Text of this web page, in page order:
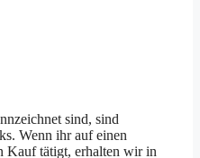
sind, sind
Wenn ihr auf einen
tätigt, erhalten wir in